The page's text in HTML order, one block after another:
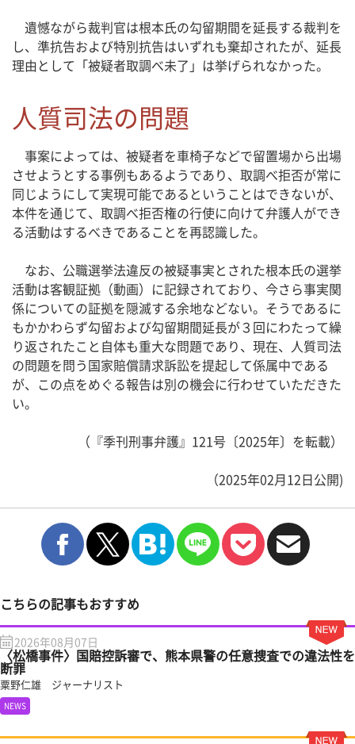
遺憾ながら裁判官は根本氏の勾留期間を延長する裁判を
し、準抗告および特別抗告はいずれも棄却されたが、延長
理由として「被疑者取調べ未了」は挙げられなかった。
人質司法の問題
事案によっては、被疑者を車椅子などで留置場から出場
させようとする事例もあるようであり、取調べ拒否が常に
同じようにして実現可能であるということはできないが、
本件を通じて、取調べ拒否権の行使に向けて弁護人ができ
る活動はするべきであることを再認識した。
なお、公職選挙法違反の被疑事実とされた根本氏の選挙
活動は客観証拠（動画）に記録されており、今さら事実関
係についての証拠を隠滅する余地などない。そうであるに
もかかわらず勾留および勾留期間延長が３回にわたって繰
り返されたこと自体も重大な問題であり、現在、人質司法
の問題を問う国家賠償請求訴訟を提起して係属中である
が、この点をめぐる報告は別の機会に行わせていただきた
い。
（『季刊刑事弁護』121号〔2025年〕を転載）
（2025年02月12日公開)
こちらの記事もおすすめ
2026年08月07日
〈松橋事件〉国賠控訴審で、熊本県警の任意捜査での違法性を
断罪
粟野仁雄 ジャーナリスト
NEWS